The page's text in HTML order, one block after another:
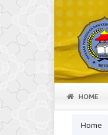
HOME
Home